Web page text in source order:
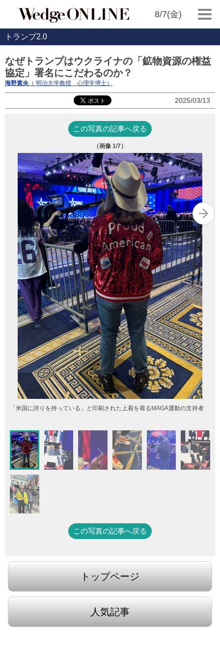
8/7(金)
トランプ2.0
なぜトランプはウクライナの「鉱物資源の権益
協定」署名にこだわるのか？
海野素央 （ 明治大学教授 心理学博士）
2025/03/13
この写真の記事へ戻る
（画像 1/7）
「米国に誇りを持っている」と印刷された上着を着るMAGA運動の支持者
この写真の記事へ戻る
トップページ
人気記事